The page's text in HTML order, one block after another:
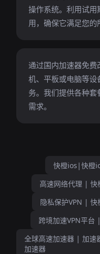
操作系统。利用试
用，确保它满足您的
通过国内加速器免
机、平板或电脑等设
务。我们提供各种
需求。
快橙ios|快橙
高速网络代理 |
隐私保护VPN |
跨境加速VPN平
全球高速加速器 | 加
加速器